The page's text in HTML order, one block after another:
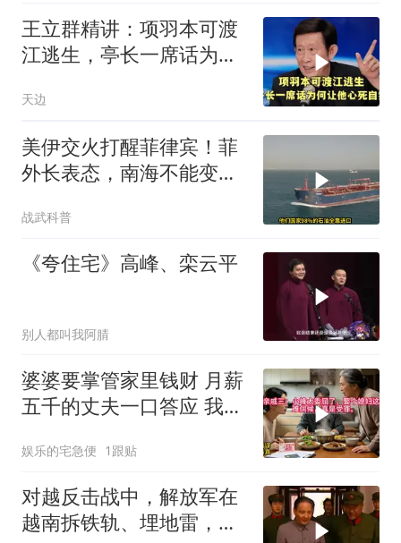
王立群精讲：项羽本可渡
江逃生，亭长一席话为何
天边
美伊交火打醒菲律宾！菲
外长表态，南海不能变成
战武科普
《夸住宅》高峰、栾云平
别人都叫我阿腈
婆婆要掌管家里钱财 月薪
五千的丈夫一口答应 我拒
娱乐的宅急便 1跟贴
对越反击战中，解放军在
越南拆铁轨、埋地雷，是